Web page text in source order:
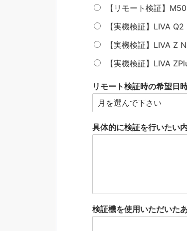
【リモート検証】
【実機検証】LIVA
【実機検証】LIVA Z
【実機検証】LIVA
リモート検証時の希望日
具体的に検証を行いたい
検証機を使用いただいた